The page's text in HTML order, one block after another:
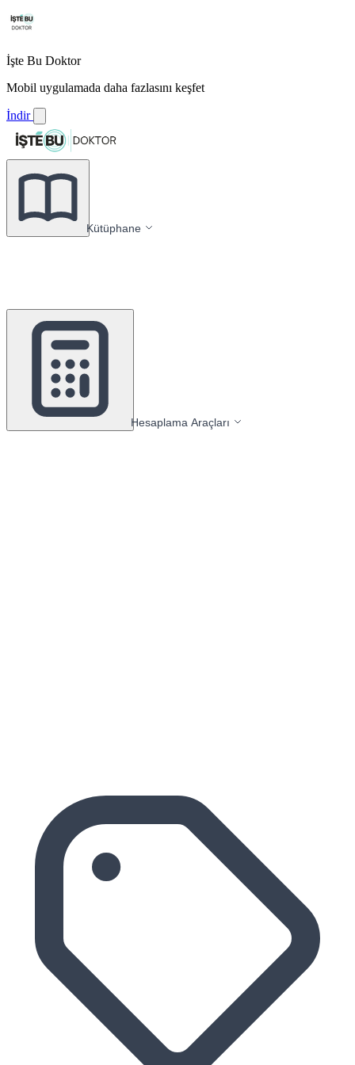
İşte Bu Doktor
Mobil uygulamada daha fazlasını keşfet
İndir
Kütüphane
Hesaplama Araçları